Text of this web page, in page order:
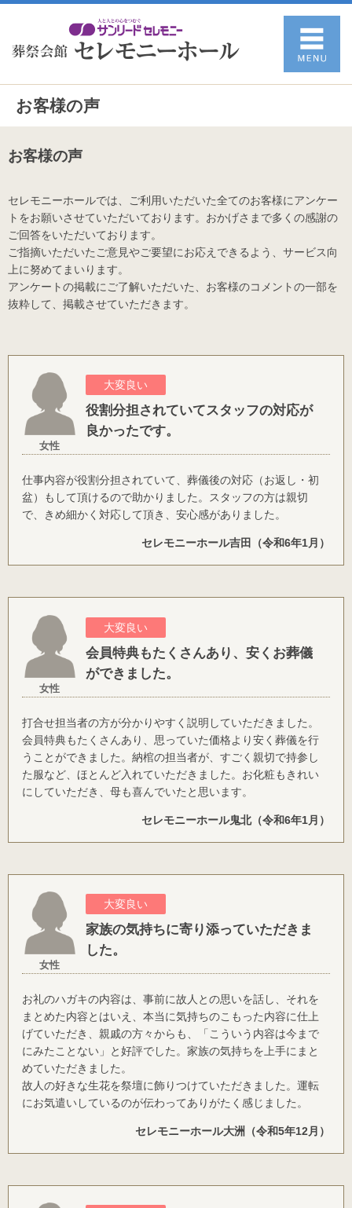
お客様の声
お客様の声
セレモニーホールでは、ご利用いただいた全てのお客様にアンケー
トをお願いさせていただいております。おかげさまで多くの感謝の
ご回答をいただいております。
ご指摘いただいたご意見やご要望にお応えできるよう、サービス向
上に努めてまいります。
アンケートの掲載にご了解いただいた、お客様のコメントの一部を
抜粋して、掲載させていただきます。
女性
大変良い
役割分担されていてスタッフの対応が
良かったです。
仕事内容が役割分担されていて、葬儀後の対応（お返し・初
盆）もして頂けるので助かりました。スタッフの方は親切
で、きめ細かく対応して頂き、安心感がありました。
セレモニーホール吉田（令和6年1月）
女性
大変良い
会員特典もたくさんあり、安くお葬儀
ができました。
打合せ担当者の方が分かりやすく説明していただきました。
会員特典もたくさんあり、思っていた価格より安く葬儀を行
うことができました。納棺の担当者が、すごく親切で持参し
た服など、ほとんど入れていただきました。お化粧もきれい
にしていただき、母も喜んでいたと思います。
セレモニーホール鬼北（令和6年1月）
女性
大変良い
家族の気持ちに寄り添っていただきま
した。
お礼のハガキの内容は、事前に故人との思いを話し、それを
まとめた内容とはいえ、本当に気持ちのこもった内容に仕上
げていただき、親戚の方々からも、「こういう内容は今まで
にみたことない」と好評でした。家族の気持ちを上手にまと
めていただきました。
故人の好きな生花を祭壇に飾りつけていただきました。運転
にお気遣いしているのが伝わってありがたく感じました。
セレモニーホール大洲（令和5年12月）